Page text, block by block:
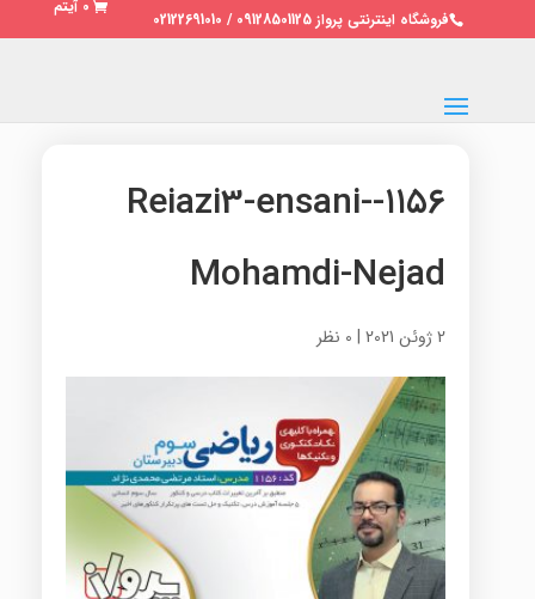
فروشگاه اینترنتی پرواز 09128501125 / 02122691010
0 آیتم
۱۱۵۶-Reiazi3-ensani-
Mohamdi-Nejad
2 ژوئن 2021 | 0 نظر